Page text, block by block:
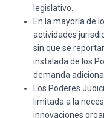
legislativo.
En la mayoría de
actividades
sin que se
instalada de los
demanda
Los Poderes
limitada a la
innovaciones